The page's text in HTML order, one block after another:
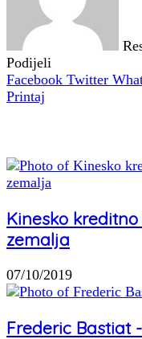
Podijeli
Facebook Twitter
Printaj
Kinesko
zemalja
07/10/2019
Frederic Bastiat